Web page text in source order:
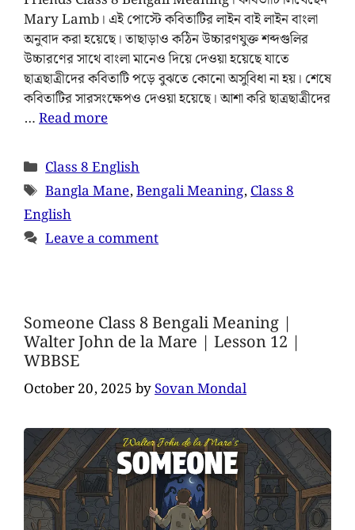
Mary Lamb। এই পোস্টে কবিতাটির লাইন বাই লাইন বাংলা
অনুবাদ করা হয়েছে। তাছাড়াও কঠিন উচ্চারণযুক্ত শব্দগুলির
উচ্চারণের সাথে বাংলা মানেও দিয়ে দেওয়া হয়েছে যাতে
ছাত্রছাত্রীদের কবিতাটি পড়ে বুঝতে কোনো অসুবিধা না হয়। শেষে
কবিতাটির সারসংক্ষেপও দেওয়া হয়েছে। আশা করি ছাত্রছাত্রীদের
…Read more
Class 8 English
Bangla Mane,Bengali Meaning,Class 8
English
Leave a comment
Someone Class 8 Bengali Meaning |
Walter John de la Mare | Lesson 12 |
WBBSE
October 20, 2025bySovan Mondal